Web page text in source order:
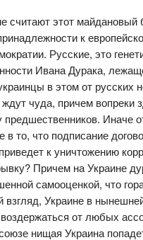
считают этот майдановый
к
Русские, это
Ивана Дурака,
в этом от русских
чуда, причем вопреки
Иначе
в то, что подписание
к уничтожению
Причем на Украине
самооценкой, что
взгляд, Украине в
от любых
нищая Украина